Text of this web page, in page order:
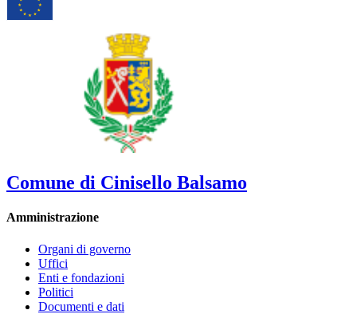
Comune di Cinisello Balsamo
Amministrazione
Organi di governo
Uffici
Enti e fondazioni
Politici
Documenti e dati